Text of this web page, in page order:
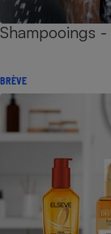
Shampooings
BRÈVE